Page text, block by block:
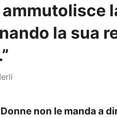
la sua
non le manda a